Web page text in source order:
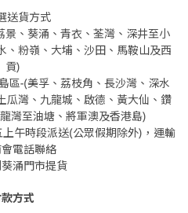
送貨方式
景、葵涌、青衣、荃灣、深井至小
、粉嶺、大埔、沙田、馬鞍山及西
貢)
區-(美孚、荔枝角、長沙灣、深水
瓜灣、九龍城、啟德、黃大仙、鑽
灣至油塘、將軍澳及香港島)
午時段派送(公眾假期除外)，運輸
電話聯絡
涌門市提貨
方式